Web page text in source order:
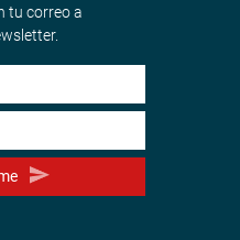
tu correo a